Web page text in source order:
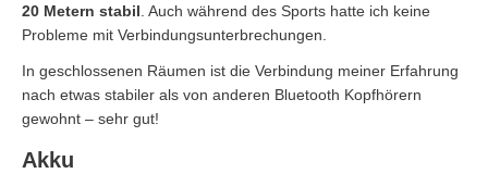
20 Metern stabil . Auch während des Sports hatte ich keine
Probleme mit Verbindungsunterbrechungen.
In geschlossenen Räumen ist die Verbindung meiner Erfahrung
nach etwas stabiler als von anderen Bluetooth Kopfhörern
gewohnt – sehr gut!
Akku